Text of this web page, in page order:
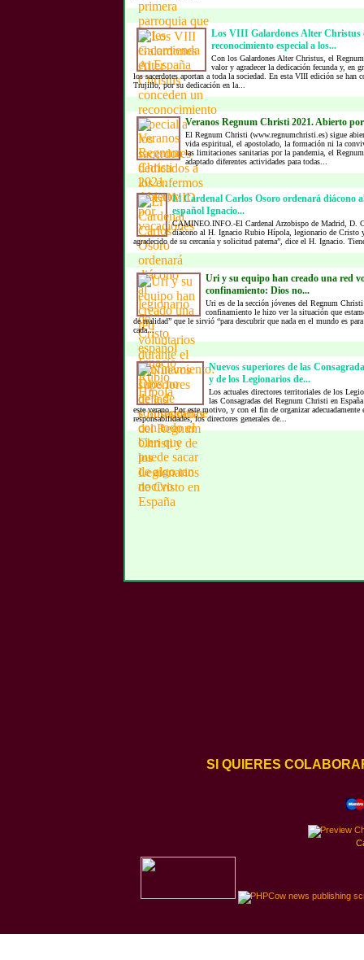
Los VIII Galardones Alter Christus
reconocimiento especial a los...
Con los Galardones Alter Christus, el
valor y agradecer la dedicación fecunda y, en
los sacerdotes aportan a toda la sociedad. En esta VIII edición se han
Trujillo, por su dedicación en la...
Veranos Regnum Christi 2021. Abierto por
El Regnum Christi (www.regnumchristi.es) sigue
vida espiritual, el apostolado, la formación ni la
las limitaciones sanitarias por la pandemia, el
adaptado diferentes actividades para todas...
El Cardenal Carlos Osoro ordenará diácono
español Ignacio...
CAMINEO.INFO.-El Cardenal Arzobispo de Madrid, D.
diácono al H. Ignacio Rubio Hípola, legionario de Cristo
agradecido de su cercanía y solicitud paterna”, dice el H. Ignacio.
Uri y su equipo han creado una red
confinamiento: Dios no...
Uri es de la sección jóvenes del Regnum
confinamiento le hizo ver la situación que
de realidad” que le sirvió “para descubrir que nada en el mundo es
cada...
Nuevos superiores de las
y de los Legionarios de...
Los actuales directores territoriales de los
las Consagradas del Regnum Christi en
este verano. Por este motivo, y con el fin de organizar adecuadamente
responsabilidades, los directores generales de...
SI QUIERES